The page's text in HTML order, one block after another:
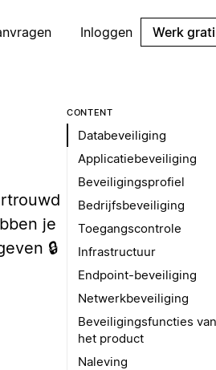
Inloggen Werk
je
🔒
CONTENT
Databeveiliging
Applicatiebeveiliging
Beveiligingsprofiel
Bedrijfsbeveiliging
Toegangscontrole
Infrastructuur
Endpoint-beveiliging
Netwerkbeveiliging
Beveiligingsfuncties van
het product
Naleving